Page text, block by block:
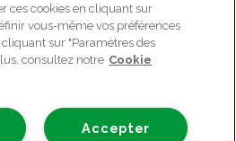
ces cookies en cliquant sur
vous-même vos préférences
sur "Paramètres des
consultez notre Cookie
Accepter